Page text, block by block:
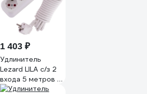
3500Вт, Белый
GES-16-3x100-3-
5m 470007
1 403 ₽
Удлинитель
Lezard LILA с/з 2
входа 5 метров с
выключателем